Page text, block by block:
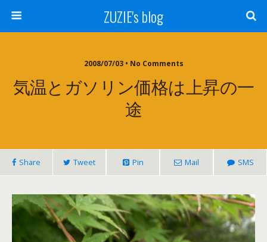
ZUZIE's blog
2008/07/03 • No Comments
気温とガソリン価格は上昇の一
途
Share Tweet Pin Mail SMS